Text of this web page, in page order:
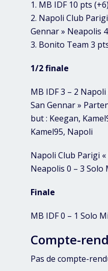
1. MB IDF 10 pts (+6)
2. Napoli Club
Gennar » Neapolis
3. Bonito Team 3
1/2 finale
MB IDF 3 – 2
San Gennar »
but : Keegan,
Kamel95, Napoli
Napoli Club Parigi
Neapolis 0 – 3 Solo
Finale
MB IDF 0 – 1 Solo
Compte-
Pas de compte-